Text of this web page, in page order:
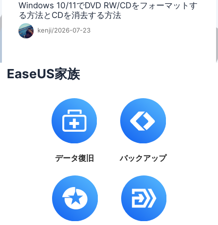
Windows 10/11でDVD RW/CDをフォーマットす
る方法とCDを消去する方法
kenji/2026-07-23
EaseUS家族
データ復旧 バックアップ